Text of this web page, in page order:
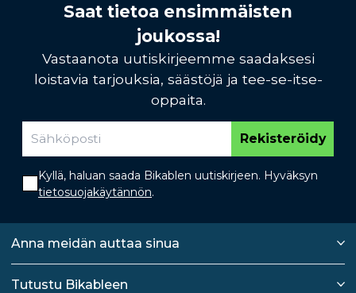
Saat tietoa ensimmäisten
joukossa!
Vastaanota uutiskirjeemme saadaksesi
loistavia tarjouksia, säästöjä ja tee-se-itse-
oppaita.
Rekisteröidy
Kyllä, haluan saada Bikablen uutiskirjeen. Hyväksyn
tietosuojakäytännön.
Anna meidän auttaa sinua
Tutustu Bikableen